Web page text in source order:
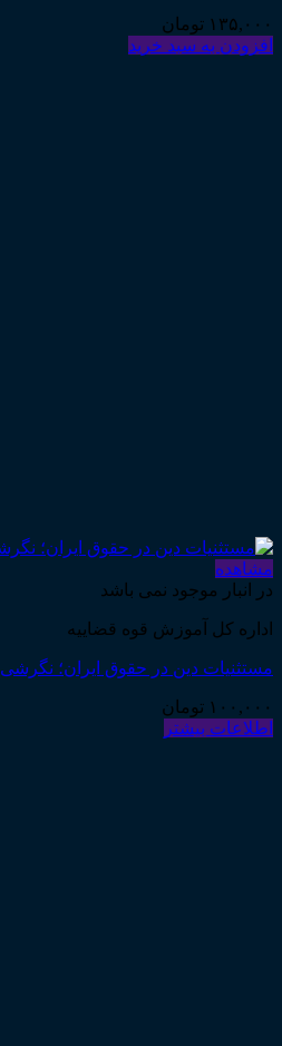
۱۳۵,۰۰۰ تومان
افزودن به سبد خرید
مشاهده
در انبار موجود نمی باشد
اداره کل آموزش قوه قضاییه
مستثنیات دین در حقوق ایران؛
۱۰۰,۰۰۰ تومان
اطلاعات بیشتر